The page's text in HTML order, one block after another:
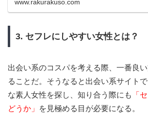
www.rakurakuso.com
3. セフレにしやすい女性とは？
出会い系のコスパを考える際、一番良
ることだ。そうなると出会い系サイト
な素人女性を探し、知り合う際にも
「
どうか」
を見極める目が必要になる。